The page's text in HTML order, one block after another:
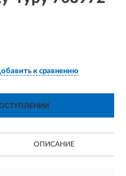
к сравнению
ОПИСАНИЕ